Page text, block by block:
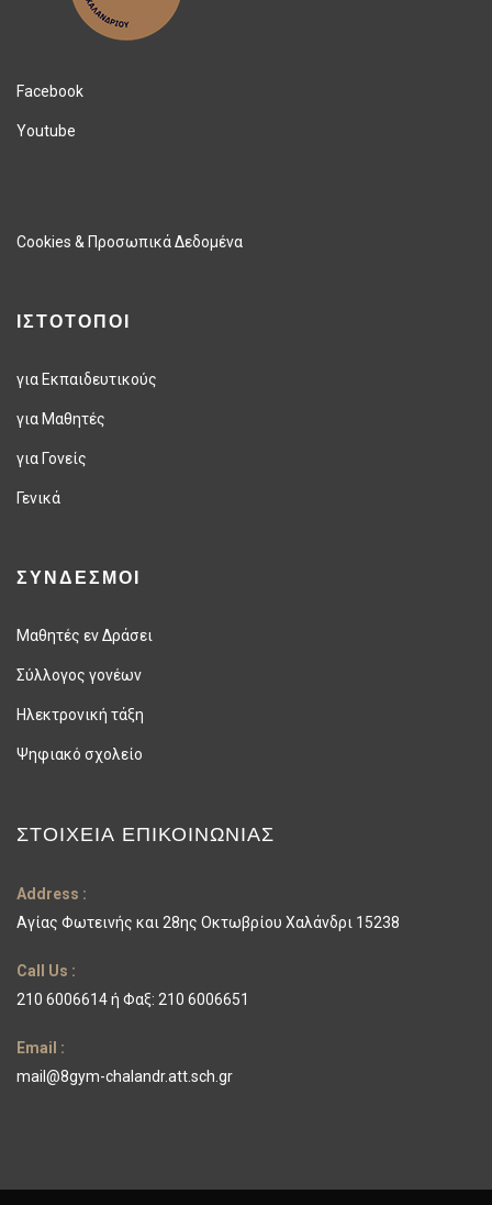
Facebook
Youtube
Cookies & Προσωπικά Δεδομένα
ΙΣΤΟΤΟΠΟΙ
για Εκπαιδευτικούς
για Μαθητές
για Γονείς
Γενικά
ΣΥΝΔΕΣΜΟΙ
Μαθητές εν Δράσει
Σύλλογος γονέων
Ηλεκτρονική τάξη
Ψηφιακό σχολείο
ΣΤΟΙΧΕΊΑ ΕΠΙΚΟΙΝΩΝΊΑΣ
Address :
Αγίας Φωτεινής και 28ης Οκτωβρίου Χαλάνδρι 15238
Call Us :
210 6006614 ή Φαξ: 210 6006651
Email :
mail@8gym-chalandr.att.sch.gr